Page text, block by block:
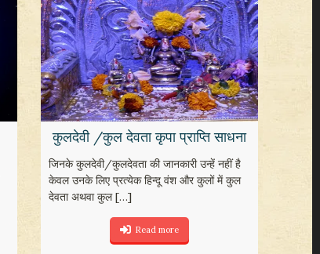
कुलदेवी /कुल देवता कृपा प्राप्ति साधना
जिनके कुलदेवी/कुलदेवता की जानकारी उन्हें नहीं है
केवल उनके लिए प्रत्येक हिन्दू वंश और कुलों में कुल
देवता अथवा कुल[…]
Read more